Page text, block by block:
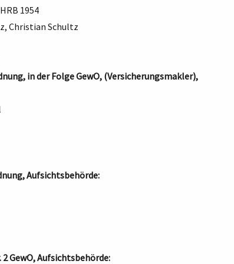
1954
Christian Schultz
in der Folge GewO, (Versicherungsmakler),
Aufsichtsbehörde:
2 GewO, Aufsichtsbehörde: